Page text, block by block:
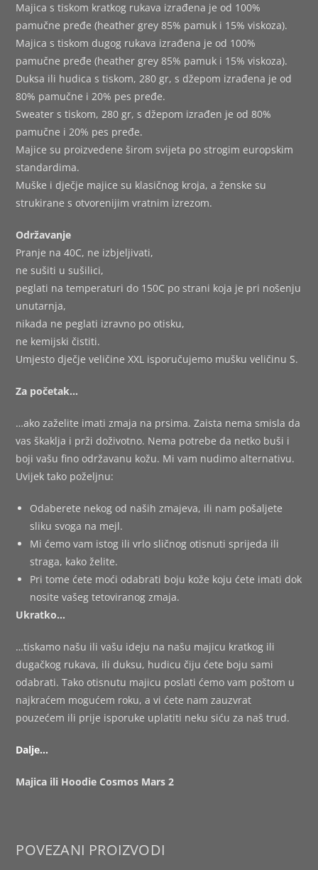
Majica s tiskom kratkog rukava izrađena je od 100%
pamučne pređe (heather grey 85% pamuk i 15% viskoza).
Majica s tiskom dugog rukava izrađena je od 100%
pamučne pređe (heather grey 85% pamuk i 15% viskoza).
Duksa ili hudica s tiskom, 280 gr, s džepom izrađena je od
80% pamučne i 20% pes pređe.
Sweater s tiskom, 280 gr, s džepom izrađen je od 80%
pamučne i 20% pes pređe.
Majice su proizvedene širom svijeta po strogim europskim
standardima.
Muške i dječje majice su klasičnog kroja, a ženske su
strukirane s otvorenijim vratnim izrezom.
Održavanje
Pranje na 40C, ne izbjeljivati,
ne sušiti u sušilici,
peglati na temperaturi do 150C po strani koja je pri nošenju
unutarnja,
nikada ne peglati izravno po otisku,
ne kemijski čistiti.
Umjesto dječje veličine XXL isporučujemo mušku veličinu S.
Za početak…
…ako zaželite imati zmaja na prsima. Zaista nema smisla da
vas škaklja i prži doživotno. Nema potrebe da netko buši i
boji vašu fino održavanu kožu. Mi vam nudimo alternativu.
Uvijek tako poželjnu:
Odaberete nekog od naših zmajeva, ili nam pošaljete
sliku svoga na mejl.
Mi ćemo vam istog ili vrlo sličnog otisnuti sprijeda ili
straga, kako želite.
Pri tome ćete moći odabrati boju kože koju ćete imati dok
nosite vašeg tetoviranog zmaja.
Ukratko…
…tiskamo našu ili vašu ideju na našu majicu kratkog ili
dugačkog rukava, ili duksu, hudicu čiju ćete boju sami
odabrati. Tako otisnutu majicu poslati ćemo vam poštom u
najkraćem mogućem roku, a vi ćete nam zauzvrat
pouzećem ili prije isporuke uplatiti neku siću za naš trud.
Dalje…
Majica ili Hoodie Cosmos Mars 2
POVEZANI PROIZVODI